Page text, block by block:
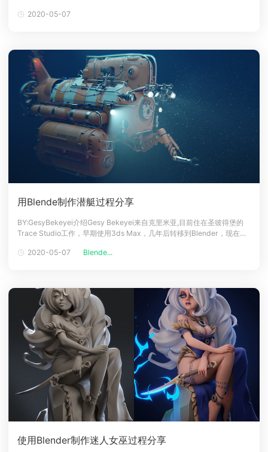
一家电影策划和制作公司，目前正在制作《新世纪福音战士新剧场版：
2020-05-07
用Blende制作潜艇过程分享
BY:GesyBekeyei介绍Gesy Bekeyei来自克里米亚,目前住在圣彼得堡的
Trace Studio工作，早期使用3ds Max，几年后转移到Blender，现在几
廊，武器和机械设备。并且一直在练习工业设计，并不断的改善这个领
2020-05-07 Blende...
使用Blender制作迷人女巫过程分享